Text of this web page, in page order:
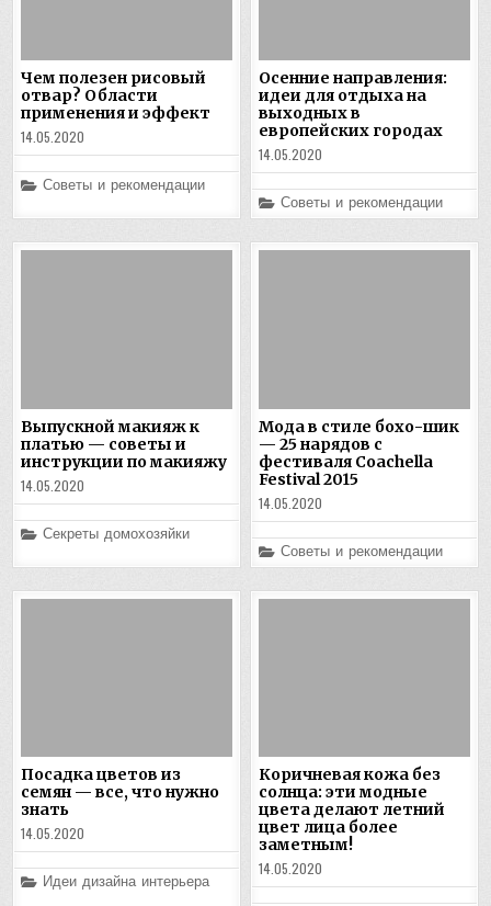
Чем полезен рисовый
отвар? Области
применения и эффект
14.05.2020
Posted
Советы и рекомендации
Осенние направления:
идеи для отдыха на
выходных в
европейских городах
14.05.2020
Posted
in
Советы и рекомендации
Выпускной макияж к
платью — советы и
инструкции по макияжу
14.05.2020
Posted
Секреты домохозяйки
Мода в стиле бохо-шик
— 25 нарядов с
фестиваля Coachella
Festival 2015
14.05.2020
Posted
in
Советы и рекомендации
Посадка цветов из
семян — все, что нужно
знать
14.05.2020
Posted
in
Идеи дизайна интерьера
Коричневая кожа без
солнца: эти модные
цвета делают летний
цвет лица более
заметным!
14.05.2020